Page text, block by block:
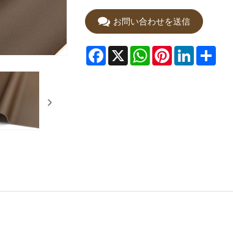
お問い合わせを送信
Facebook
X WhatsApp
PinterestLinkedInShare